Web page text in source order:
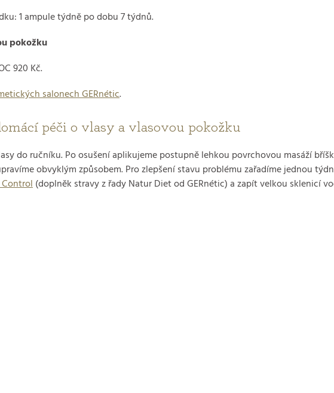
1 ampule týdně po dobu 7 týdnů.
pokožku
920 Kč.
salonech GERnétic.
péči o vlasy a vlasovou pokožku
do ručníku. Po osušení aplikujeme postupně lehkou povrchovou masáží
obvyklým způsobem. Pro zlepšení stavu problému zařadíme jednou
Control(doplněk stravy z řady Natur Diet od GERnétic) a zapít velkou sklenicí